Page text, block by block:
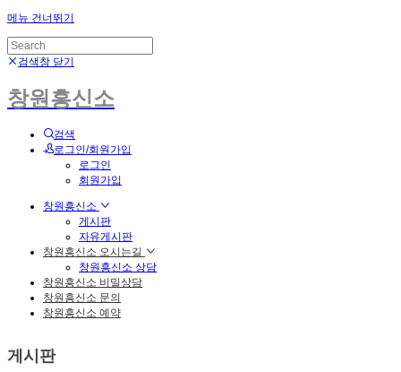
메뉴 건너뛰기
검색창 닫기
창원흥신소
검색
로그인/회원가입
로그인
회원가입
창원흥신소
게시판
자유게시판
창원흥신소 오시는길
창원흥신소 상담
창원흥신소 비밀상담
창원흥신소 문의
창원흥신소 예약
게시판